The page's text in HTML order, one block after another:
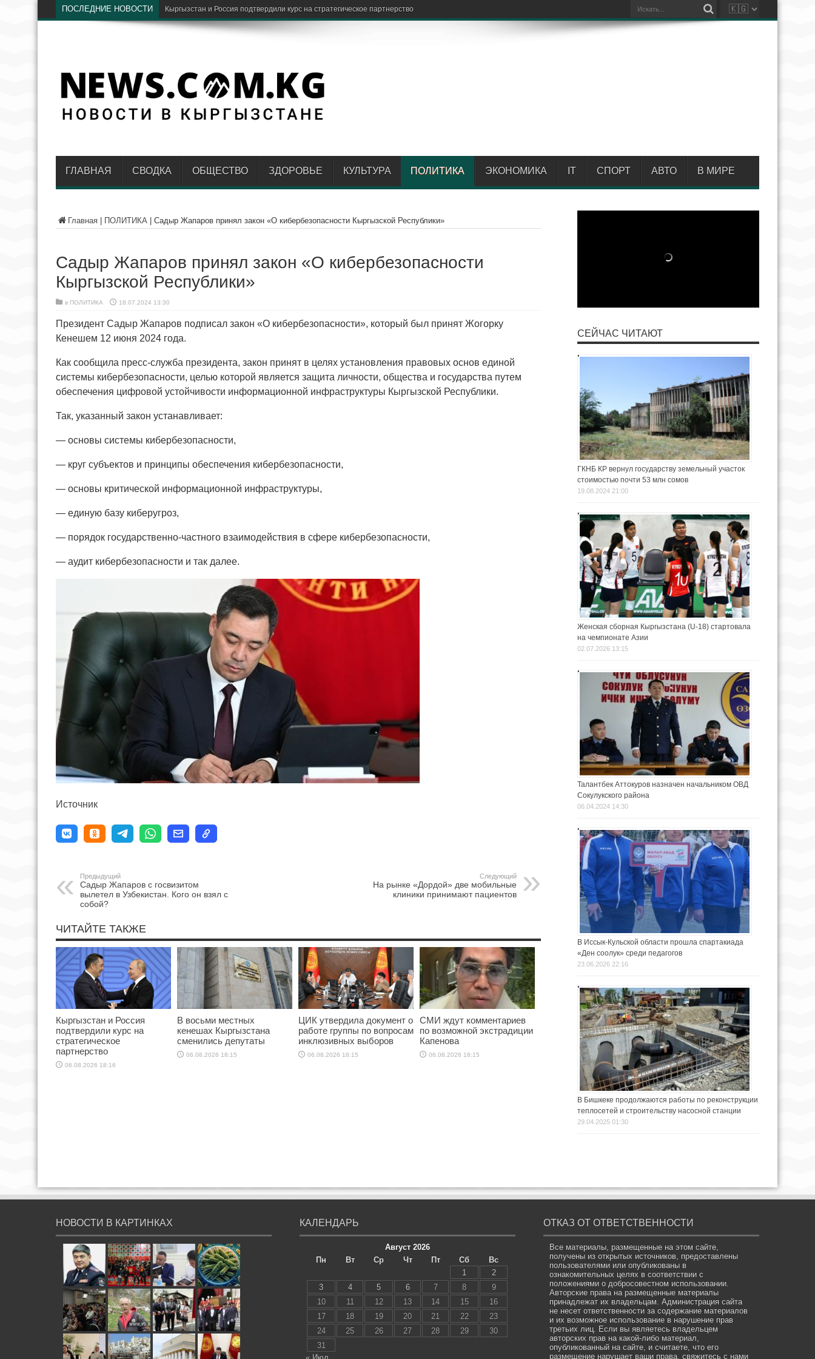
ПОСЛЕДНИЕ НОВОСТИ
ГЛАВНАЯ СВОДКА ОБЩЕСТВО ЗДОРОВЬЕ КУЛЬТУРА ПОЛИТИКА ЭКОНОМИКА IT СПОРТ АВТО В МИРЕ
Главная ПОЛИТИКА Садыр Жапаров принял закон «О кибербезопасности Кыргызской Республики»
Садыр Жапаров принял закон «О кибербезопасности
Кыргызской Республики»
в ПОЛИТИКА 18.07.2024 13:30
Президент Садыр Жапаров подписал закон «О кибербезопасности», который был принят Жогорку
Кенешем 12 июня 2024 года.
Как сообщила пресс-служба президента, закон принят в целях установления правовых основ единой
системы кибербезопасности, целью которой является защита личности, общества и государства путем
обеспечения цифровой устойчивости информационной инфраструктуры Кыргызской Республики.
Так, указанный закон устанавливает:
— основы системы кибербезопасности,
— круг субъектов и принципы обеспечения кибербезопасности,
— основы критической информационной инфраструктуры,
— единую базу киберугроз,
— порядок государственно-частного взаимодействия в сфере кибербезопасности,
— аудит кибербезопасности и так далее.
Источник
Предыдущий
Садыр Жапаров с госвизитом
вылетел в Узбекистан. Кого он взял с
собой?
Следующий
На рынке «Дордой» две мобильные
клиники принимают пациентов
ЧИТАЙТЕ ТАКЖЕ
Кыргызстан и Россия
подтвердили курс на
стратегическое
партнерство
06.08.2026 18:16
В восьми местных
кенешах Кыргызстана
сменились депутаты
06.08.2026 18:15
ЦИК утвердила документ о
работе группы по вопросам
инклюзивных выборов
06.08.2026 18:15
СМИ ждут комментариев
по возможной экстрадиции
Капенова
06.08.2026 18:15
СЕЙЧАС ЧИТАЮТ
ГКНБ КР вернул государству земельный участок
стоимостью почти 53 млн сомов
19.08.2024 21:00
Женская сборная Кыргызстана (U-18) стартовала
на чемпионате Азии
02.07.2026 13:15
Талантбек Аттокуров назначен начальником ОВД
Сокулукского района
06.04.2024 14:30
В Иссык-Кульской области прошла спартакиада
«Ден соолук» среди педагогов
23.06.2026 22:16
В Бишкеке продолжаются работы по реконструкции
теплосетей и строительству насосной станции
29.04.2025 01:30
НОВОСТИ В КАРТИНКАХ КАЛЕНДАРЬ
Август 2026
Пн
Вт Ср Чт Пт Сб
Вс
1
2
3
4 5 6 7 8
9
10
11 12 13 14 15
16
17
18 19 20 21 22
23
24
25 26 27 28 29
30
31
ОТКАЗ ОТ ОТВЕТСТВЕННОСТИ
Все материалы, размещенные на этом сайте,
получены из открытых источников, предоставлены
пользователями или опубликованы в
ознакомительных целях в соответствии с
положениями о добросовестном использовании.
Авторские права на размещенные материалы
принадлежат их владельцам. Администрация сайта
не несет ответственности за содержание материалов
и их возможное использование в нарушение прав
третьих лиц. Если вы являетесь владельцем
авторских прав на какой-либо материал,
опубликованный на сайте, и считаете, что его
размещение нарушает ваши права, свяжитесь с нами